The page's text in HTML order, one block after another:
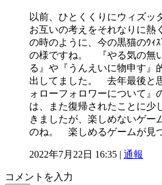
以前、ひとくくりにウィズッ
お互いの考えをそれなりに熱
の時のように、今の黒猫のｳｨ
の様ですね。 『やる気の無
る』や『うんえいに物申す』
出してました。 去年最後と
ォローフォロワーについて』
は、また復帰されたことに少
きましたが、楽しめないゲー
のね。 楽しめるゲームが見
2022年7月22日 16:35 | 通報
コメントを入力